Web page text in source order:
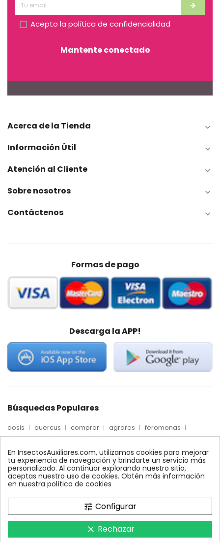
Acepto la política de confidencialidad
Mantente conectado
Acerca de la Tienda 
Información Útil 
Atención al Cliente 
Sobre nosotros 
Contáctenos 
Formas de pago
Descarga la APP!
Búsquedas Populares
dosis quercus comprar agrares
feromonas
trips
mosca blanca precio palmera
quelato
Econex
control amblyseius araña roja
max
nido encinas alcornoques
conector
xilemax
foresta monitoreo ynject
fertinyect
bioline
robles conectores
ecologico
control biologico
InsectosAuxiliares.com © 2008 - 2026. Expertos en Agricultura
En InsectosAuxiliares.com, utilizamos cookies para mejorar
tu experiencia de navegación y brindarte un servicio más
personalizado. Al continuar explorando nuestro sitio,
aceptas nuestro uso de cookies. Obtén más información
en nuestra política de cookies
tune Configurar
clear Rechazar